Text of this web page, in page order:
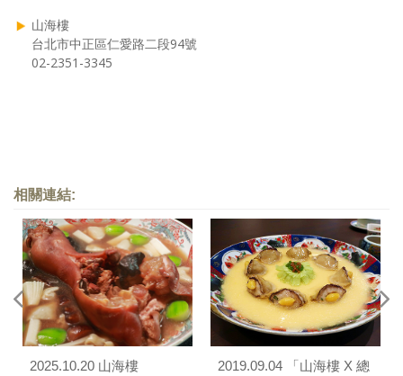
山海樓
台北市中正區仁愛路二段94號
02-2351-3345
相關連結:
2025.10.20 山海樓
2019.09.04 「山海樓 X 總